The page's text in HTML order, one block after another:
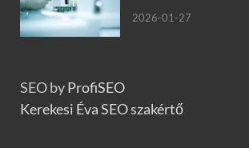
2026-01-27
SEO byProfiSEO
Kerekesi Éva SEO szakértő